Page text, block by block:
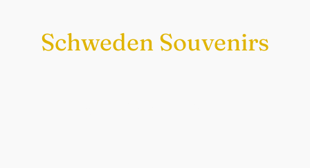
Schweden Souvenirs